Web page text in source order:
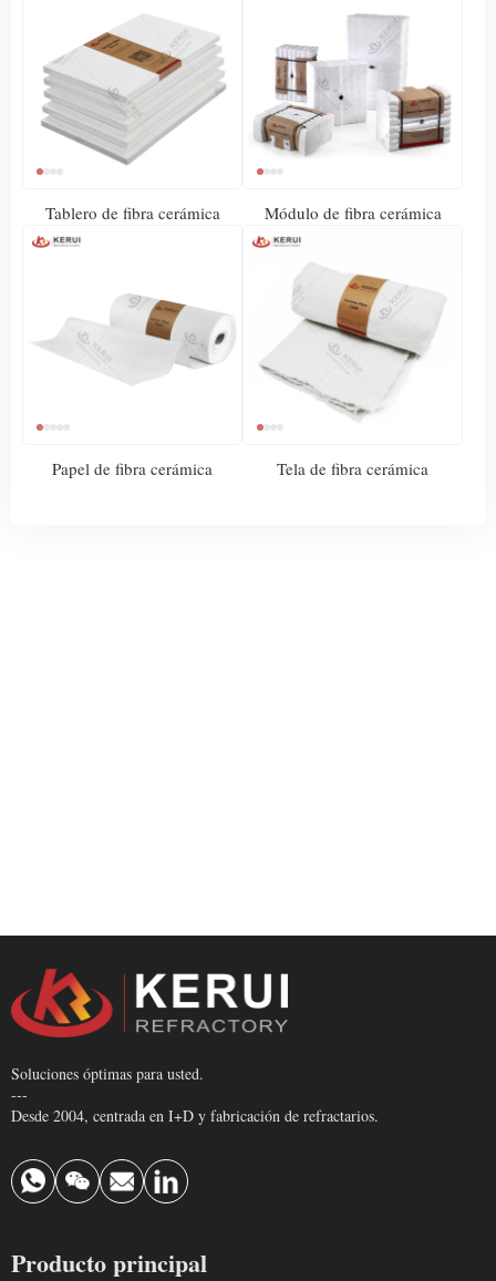
Tablero de fibra cerámica Módulo de fibra cerámica
Papel de fibra cerámica Tela de fibra cerámica
Soluciones óptimas para usted.
---
Desde 2004, centrada en I+D y fabricación de refractarios.
Producto principal